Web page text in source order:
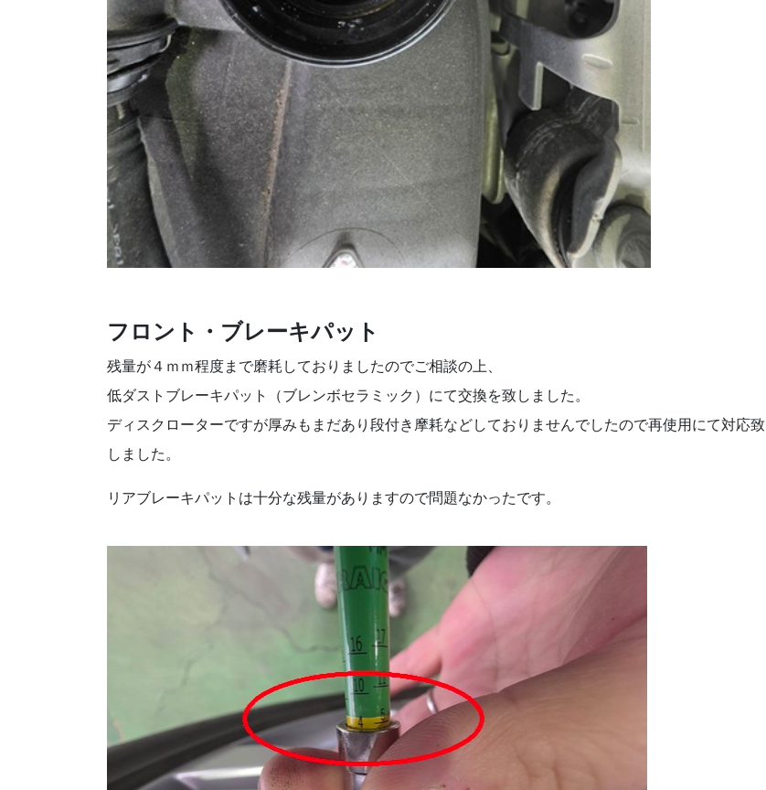
フロント・ブレーキパット
残量が４ｍｍ程度まで磨耗しておりましたのでご相談の上、
低ダストブレーキパット（ブレンボセラミック）にて交換を致しました。
ディスクローターですが厚みもまだあり段付き摩耗などしておりませんでしたので再使用にて対応致
しました。
リアブレーキパットは十分な残量がありますので問題なかったです。